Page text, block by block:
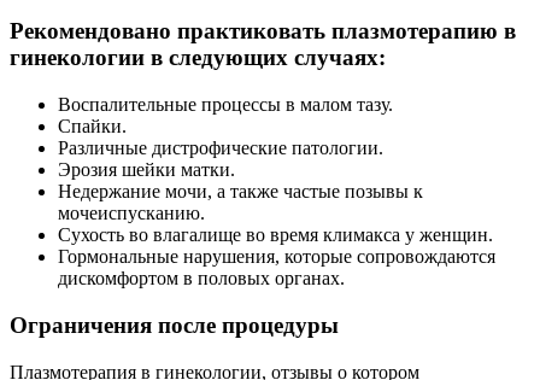
Самая лучшая врач на свете!
Мария, 18.08.2020
Отлично!
Давиденко О.Н. (гинеколог) очень внимательная,
приятная, располагающая, спасибо большое!
Кристина, 14.08.2020
Хотелось бы выразить огромную благодарность
Рекомендовано практиковать плазмотерапию в
гинекологии в следующих случаях:
Воспалительные процессы в малом тазу.
Спайки.
Различные дистрофические патологии.
Эрозия шейки матки.
Недержание мочи, а также частые позывы к
мочеиспусканию.
Сухость во влагалище во время климакса у женщин.
Гормональные нарушения, которые сопровождаются
дискомфортом в половых органах.
Ограничения после процедуры
Плазмотерапия в гинекологии, отзывы о котором